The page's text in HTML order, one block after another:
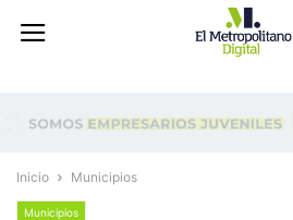
Inicio Municipios
Municipios